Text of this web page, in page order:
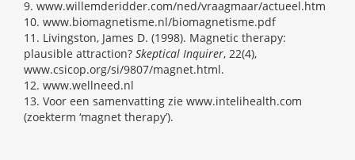
9. www.willemderidder.com/ned/vraagmaar/actueel.htm
10. www.biomagnetisme.nl/biomagnetisme.pdf
11. Livingston, James D. (1998). Magnetic therapy:
plausible attraction? Skeptical Inquirer, 22(4),
www.csicop.org/si/9807/magnet.html.
12. www.wellneed.nl
13. Voor een samenvatting zie www.intelihealth.com
(zoekterm ‘magnet therapy’).